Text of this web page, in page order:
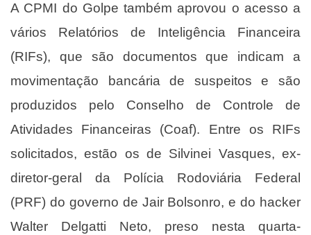
A CPMI do Golpe também aprovou o acesso a
vários Relatórios de Inteligência Financeira
(RIFs), que são documentos que indicam a
movimentação bancária de suspeitos e são
produzidos pelo Conselho de Controle de
Atividades Financeiras (Coaf). Entre os RIFs
solicitados, estão os de Silvinei Vasques, ex-
diretor-geral da Polícia Rodoviária Federal
(PRF) do governo de Jair Bolsonro, e do hacker
Walter Delgatti Neto, preso nesta quarta-